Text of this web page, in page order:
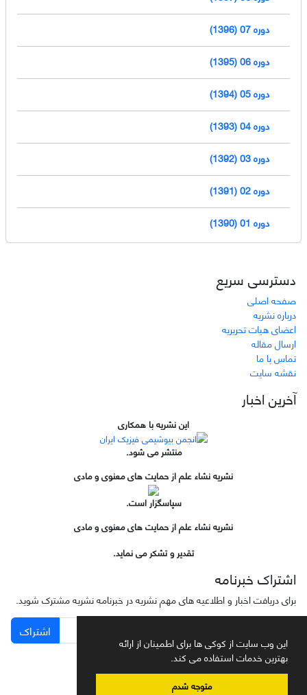
این وب سایت از کوکی ها برای اطمینان از ارائه
بهترین خدمات استفاده می کند.
متوجه شدم
دوره 07 (1396)
دوره 06 (1395)
دوره 05 (1394)
دوره 04 (1393)
دوره 03 (1392)
دوره 02 (1391)
دوره 01 (1390)
دسترسی سریع
صفحه اصلی
درباره نشریه
اعضای هیات تحریریه
ارسال مقاله
تماس با ما
نقشه سایت
آخرین اخبار
این نشریه با همکاری
منتشر می شود.
نشریه نشاء علم از حمایت های معنوی و مادی
سپاسگزار است.
نشریه نشاء علم از حمایت های معنوی و مادی
تقدیر و تشکر می نماید.
اشتراک خبرنامه
برای دریافت اخبار و اطلاعیه های مهم نشریه در خبرنامه نشریه مشترک شوید.
اشتراک